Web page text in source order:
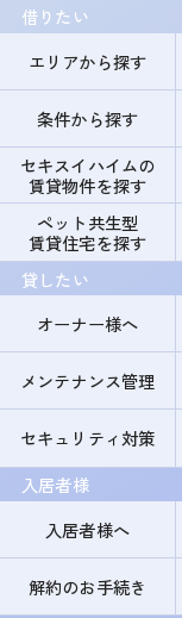
借りたい
エリアから探す
条件から探す
セキスイハイムの
賃貸物件を探す
ペット共生型
賃貸住宅を探す
貸したい
オーナー様へ
メンテナンス管理
セキュリティ対策
入居者様
入居者様へ
解約のお手続き